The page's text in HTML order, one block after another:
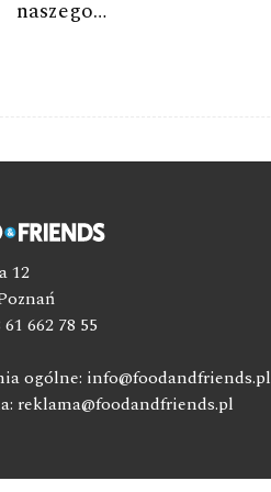
naszego…
12
662 78 55
ogólne: info@foodandfriends.pl
reklama@foodandfriends.pl